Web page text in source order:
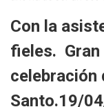
Con la
fieles. Gran
celebración
Santo.19/